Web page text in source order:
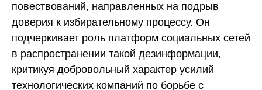
повествований, направленных на подрыв
доверия к избирательному процессу. Он
подчеркивает роль платформ социальных сетей
в распространении такой дезинформации,
критикуя добровольный характер усилий
технологических компаний по борьбе с